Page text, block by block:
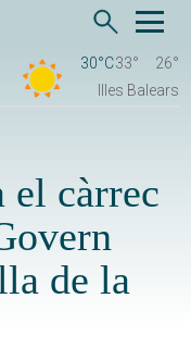
30°C33°
26°
Illes Balears
el càrrec
de la